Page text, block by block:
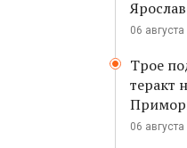
06
Трое
теракт
06